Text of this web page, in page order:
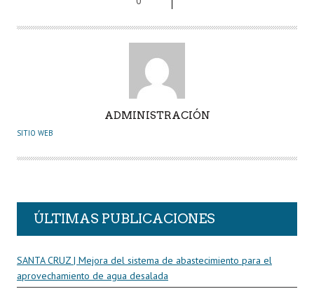
U
O
ADMINISTRACIÓN
SITIO WEB
ÚLTIMAS PUBLICACIONES
SANTA CRUZ | Mejora del sistema de abastecimiento para el
aprovechamiento de agua desalada